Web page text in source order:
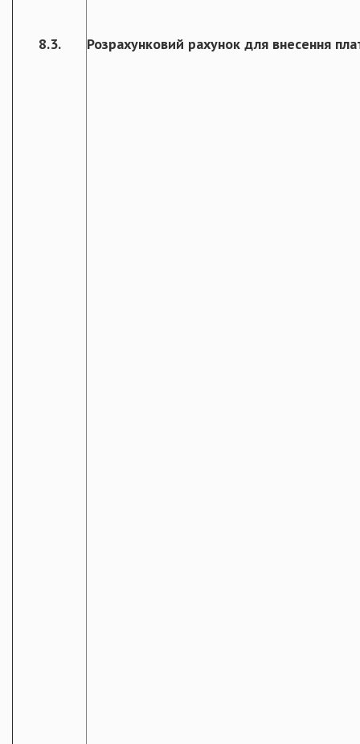
8.3. Розрахунковий рахунок для внесення